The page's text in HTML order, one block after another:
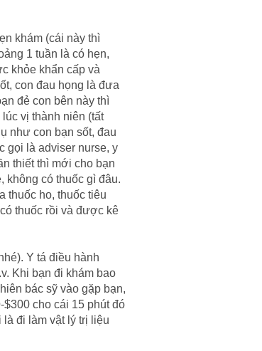
khám (cái này thì
1 tuần là có hẹn,
khỏe khẩn cấp và
con đau họng là đưa
đẻ con bên này thì
vị thành niên (tất
như con bạn sốt, đau
gọi là adviser nurse, y
thiết thì mới cho bạn
không có thuốc gì đâu.
thuốc ho, thuốc tiêu
thuốc rồi và được kê
Y tá điều hành
Khi bạn đi khám bao
bác sỹ vào gặp bạn,
cho cái 15 phút đó
đi làm vật lý trị liệu